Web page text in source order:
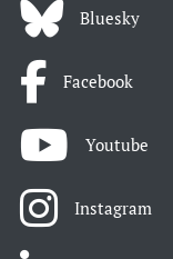
Bluesky
Facebook
Youtube
Instagram